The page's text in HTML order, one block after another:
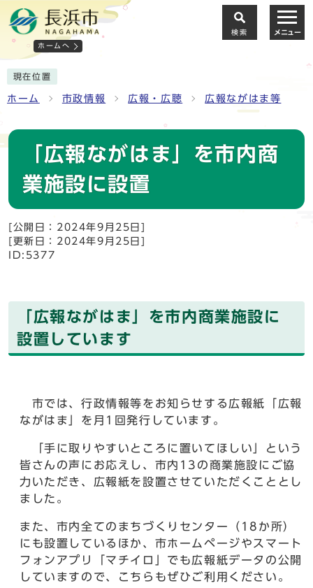
ホームへ
検索 メニュー
現在位置
ホーム 市政情報 広報・広聴 広報ながはま等
「広報ながはま」を市内商
業施設に設置
[公開日：2024年9月25日]
[更新日：2024年9月25日]
ID:5377
「広報ながはま」を市内商業施設に
設置しています
市では、行政情報等をお知らせする広報紙「広報
ながはま」を月1回発行しています。
「手に取りやすいところに置いてほしい」という
皆さんの声にお応えし、市内13の商業施設にご協
力いただき、広報紙を設置させていただくこととし
ました。
また、市内全てのまちづくりセンター（18か所）
にも設置しているほか、市ホームページやスマート
フォンアプリ「マチイロ」でも広報紙データの公開
していますので、こちらもぜひご利用ください。